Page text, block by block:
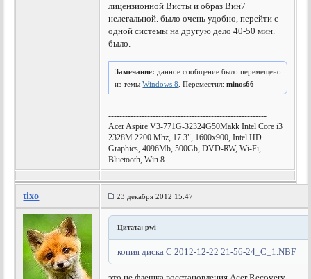
лицензионной Висты и образ Вин7
нелегальной. было очень удобно, перейти с
одной системы на другую дело 40-50 мин.
было.
Замечание: данное сообщение было перемещено
из темыWindows 8 . Переместил:minos66
---------------------------------------------------------
Acer Aspire V3-771G-32324G50Makk Intel Core i3
2328M 2200 Mhz, 17.3", 1600x900, Intel HD
Graphics, 4096Mb, 500Gb, DVD-RW, Wi-Fi,
Bluetooth, Win 8
tixo 23 декабря 2012 15:47
Цитата: pwi
копия диска С 2012-12-22 21-56-24_C_1.NBF